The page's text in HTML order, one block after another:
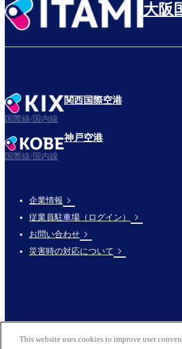
大阪
関西国際空港
国際線/国内線
神戸空港
国際線/国内線
Footer
Links
企業情報
従業員駐車場（ログイン）
お問い合わせ
災害時の対応について
© 2026 Kansai Airports All Rights Reserved
This website uses cookies to improve user